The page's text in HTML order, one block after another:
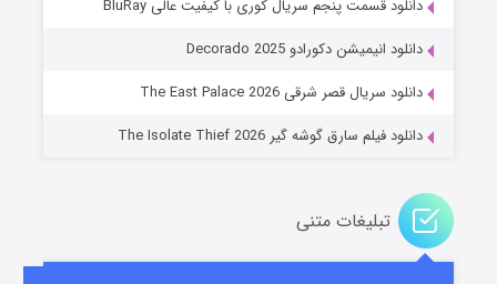
عملیات آپارتمان
قسمت۲ (زیرنویس) منتشر شد
دانلود قسمت پنجم سریال کوری با کیفیت عالی BluRay
دانلود انیمیشن دکورادو Decorado 2025
دانلود سریال قصر شرقی The East Palace 2026
دانلود فیلم سارق گوشه گیر The Isolate Thief 2026
تبلیغات متنی